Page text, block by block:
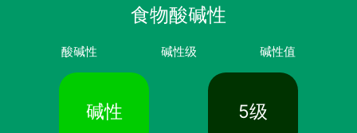
食物酸碱性
酸碱性 碱性级 碱性值
碱性 5级